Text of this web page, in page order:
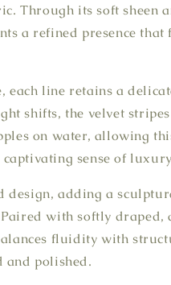
Through its soft sheen
a refined presence that
line retains a
shifts, the velvet
on water, allowing
sense of
design, adding a
Paired with softly
fluidity with
polished.